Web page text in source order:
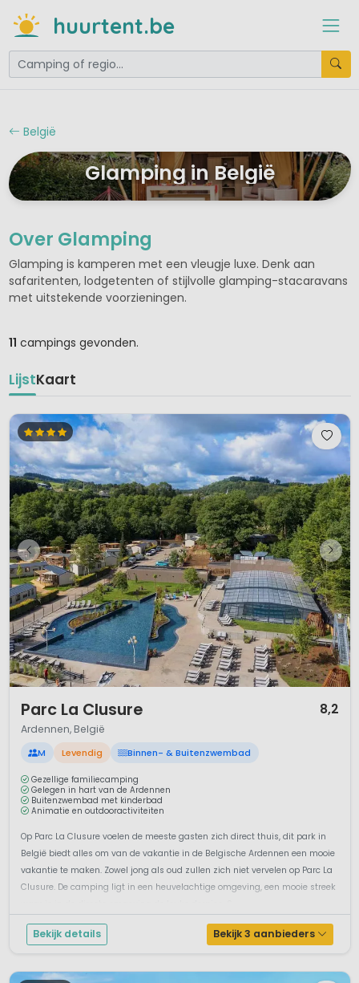
huurtent.be
België
Glamping in België
Over Glamping
Glamping is kamperen met een vleugje luxe. Denk aan
safaritenten, lodgetenten of stijlvolle glamping-stacaravans
met uitstekende voorzieningen.
11 campings gevonden.
LijstKaart
Parc La Clusure 8,2
Ardennen, België
M Levendig Binnen- & Buitenzwembad
Gezellige familiecamping
Gelegen in hart van de Ardennen
Buitenzwembad met kinderbad
Animatie en outdooractiviteiten
Op Parc La Clusure voelen de meeste gasten zich direct thuis, dit park in
België biedt alles om van de vakantie in de Belgische Ardennen een mooie
vakantie te maken. Zowel jong als oud zullen zich niet vervelen op Parc La
Clusure. De camping ligt in een heuvelachtige omgeving, een mooie streek
Bekijk details Bekijk 3 aanbieders